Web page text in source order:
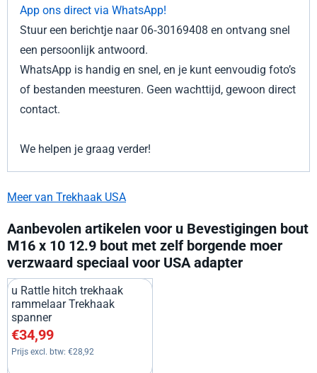
App ons direct via WhatsApp!
Stuur een berichtje naar 06‑30169408 en ontvang snel
een persoonlijk antwoord.
WhatsApp is handig en snel, en je kunt eenvoudig foto’s
of bestanden meesturen. Geen wachttijd, gewoon direct
contact.
We helpen je graag verder!
Meer van Trekhaak USA
Aanbevolen artikelen voor u Bevestigingen bout
M16 x 10 12.9 bout met zelf borgende moer
verzwaard speciaal voor USA adapter
u Rattle hitch trekhaak
rammelaar Trekhaak
spanner
Prijs: 34,99, exclusief btw: 28,92
€34,99
Prijs excl. btw: €28,92